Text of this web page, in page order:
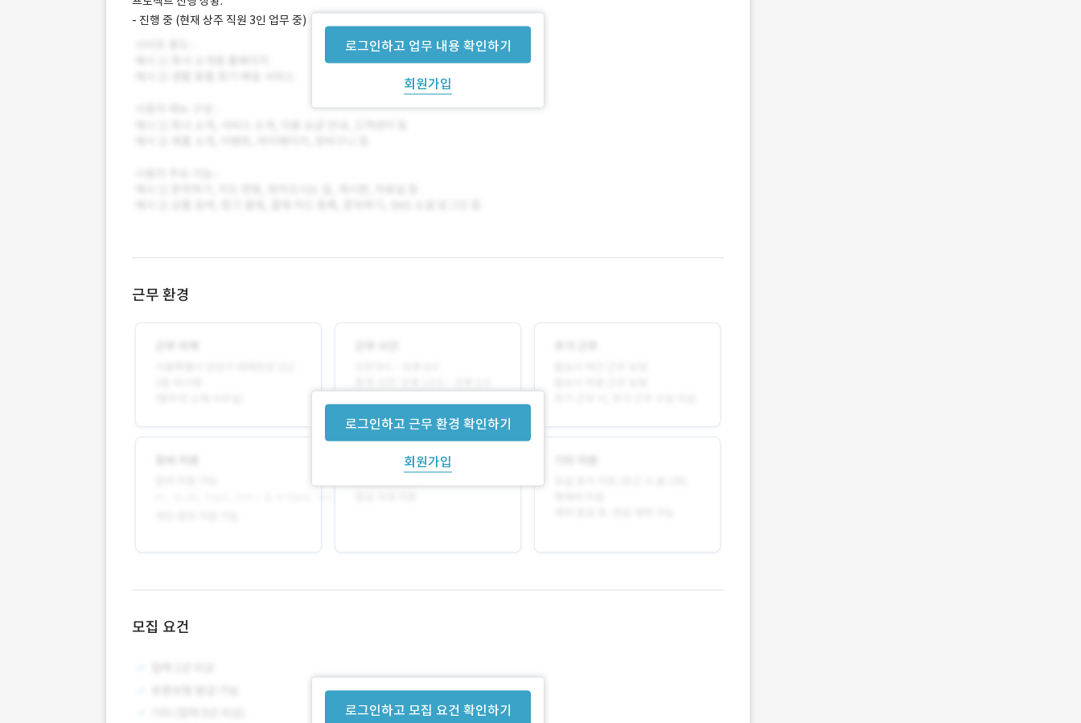
로그인하고 업무 내용 확인하기
회원가입
- 진행 중 (현재 상주 직원 3인 업무 중)
근무 환경
로그인하고 근무 환경 확인하기
회원가입
모집 요건
로그인하고 모집 요건 확인하기